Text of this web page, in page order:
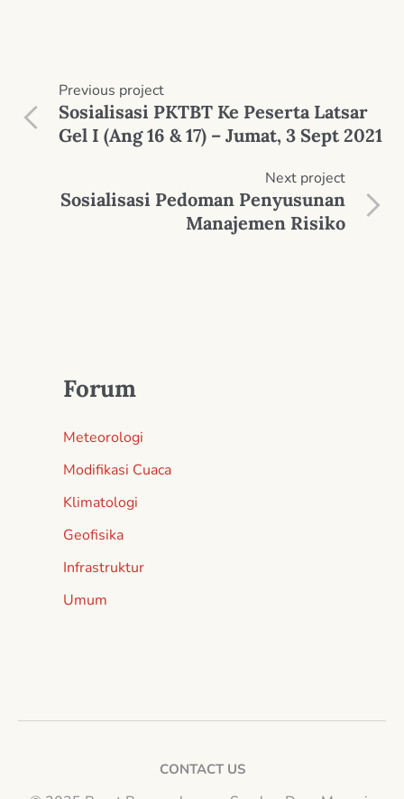
Previous project
Sosialisasi PKTBT Ke Peserta Latsar
Gel I (Ang 16 & 17) – Jumat, 3 Sept 2021
Next project
Sosialisasi Pedoman Penyusunan
Manajemen Risiko
Forum
Meteorologi
Modifikasi Cuaca
Klimatologi
Geofisika
Infrastruktur
Umum
CONTACT US